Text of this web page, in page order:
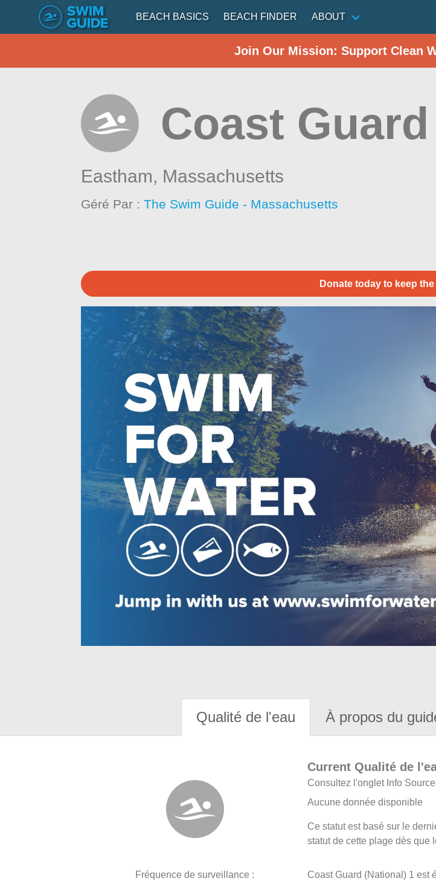
BEACH BASICS BEACH FINDER ABOUT
Join Our Mission: Support Clean
Coast
Eastham, Massachusetts
Géré Par :The Swim Guide - Massachusetts
Donate today to keep
Qualité de l'eau À propos du
Current Qualité de
Consultez l'onglet Info
Aucune donnée disponible
Ce statut est basé sur le
statut de cette plage dès que
Fréquence de surveillance : Coast Guard (National) 1 est